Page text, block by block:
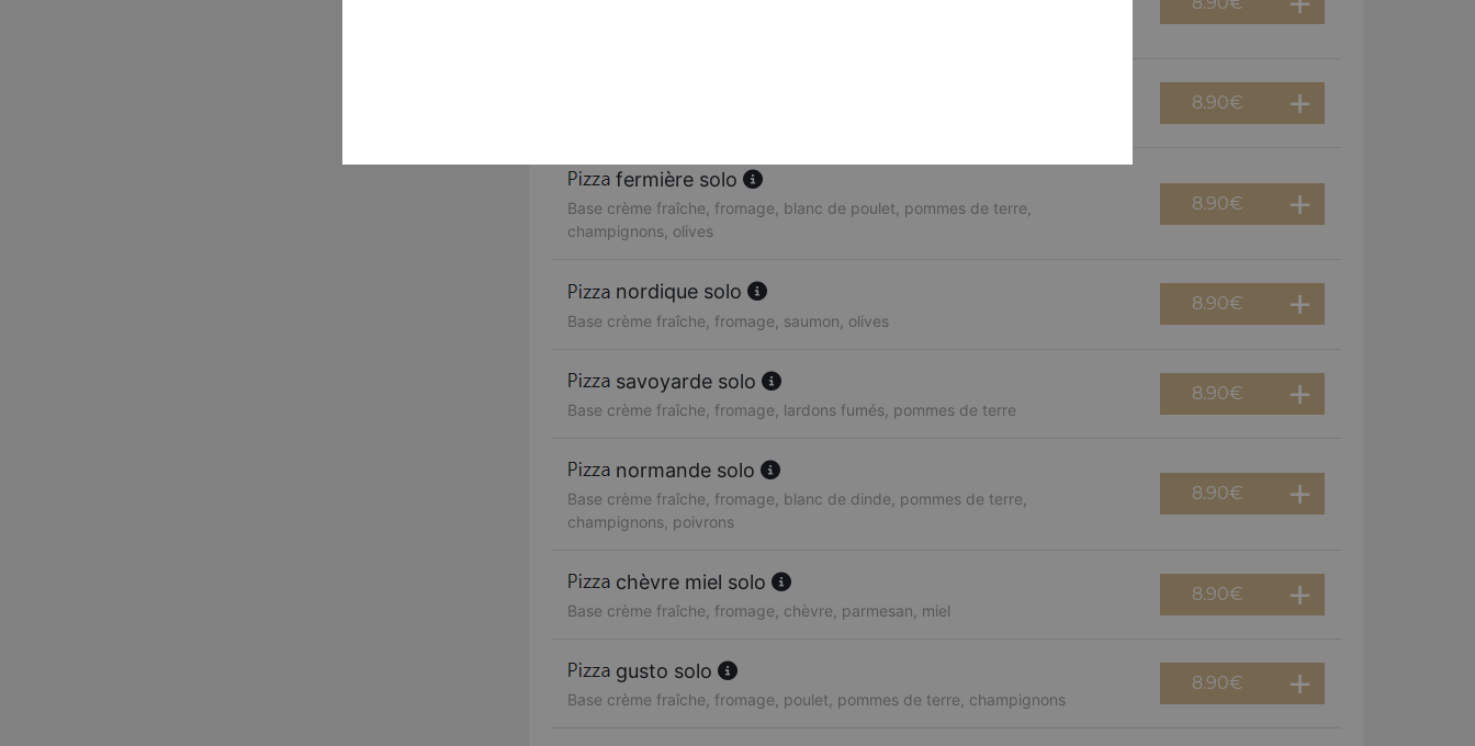
8.90€
fermière solo
Base crème fraîche, fromage, blanc de poulet, pommes de terre,
champignons, olives
8.90€
nordique solo
Base crème fraîche, fromage, saumon, olives
8.90€
savoyarde solo
Base crème fraîche, fromage, lardons fumés, pommes de terre
8.90€
normande solo
Base crème fraîche, fromage, blanc de dinde, pommes de terre,
champignons, poivrons
8.90€
chèvre miel solo
Base crème fraîche, fromage, chèvre, parmesan, miel
8.90€
gusto solo
Base crème fraîche, fromage, poulet, pommes de terre, champignons
8.90€